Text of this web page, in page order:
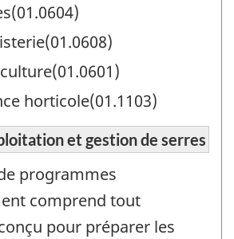
horticole(01.1103)
et gestion de serres
programmes
comprend tout
pour préparer les